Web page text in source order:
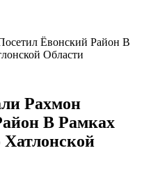
Ёвонский Район В
Области
Рахмон
В Рамках